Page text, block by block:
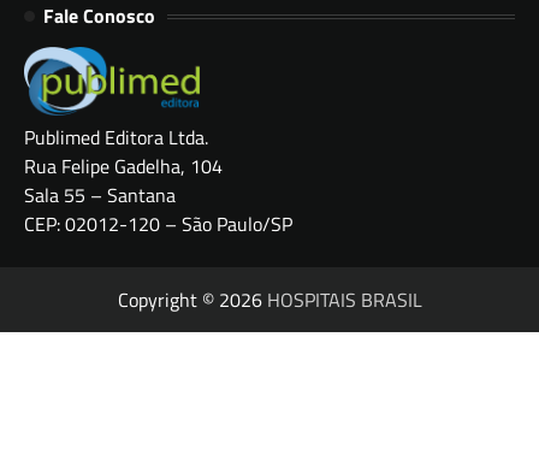
Fale Conosco
Publimed Editora Ltda.
Rua Felipe Gadelha, 104
Sala 55 – Santana
CEP: 02012-120 – São Paulo/SP
Copyright © 2026 HOSPITAIS BRASIL